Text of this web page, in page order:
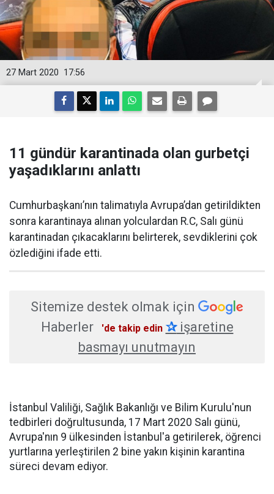
17:56
27 Mart 2020
​11 gündür karantinada olan gurbetçi
yaşadıklarını anlattı
​Cumhurbaşkanı’nın talimatıyla Avrupa’dan getirildikten
sonra karantinaya alınan yolculardan R.C, Salı günü
karantinadan çıkacaklarını belirterek, sevdiklerini çok
özlediğini ifade etti.
Sitemize destek olmak için
Haberler
'de takip edin ✰işaretine
basmayı unutmayın
​İstanbul Valiliği, Sağlık Bakanlığı ve Bilim Kurulu'nun
tedbirleri doğrultusunda, 17 Mart 2020 Salı günü,
Avrupa'nın 9 ülkesinden İstanbul'a getirilerek, öğrenci
yurtlarına yerleştirilen 2 bine yakın kişinin karantina
süreci devam ediyor.